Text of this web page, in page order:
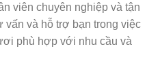
viên chuyên nghiệp và tận
vấn và hỗ trợ bạn trong việc
phù hợp với nhu cầu và